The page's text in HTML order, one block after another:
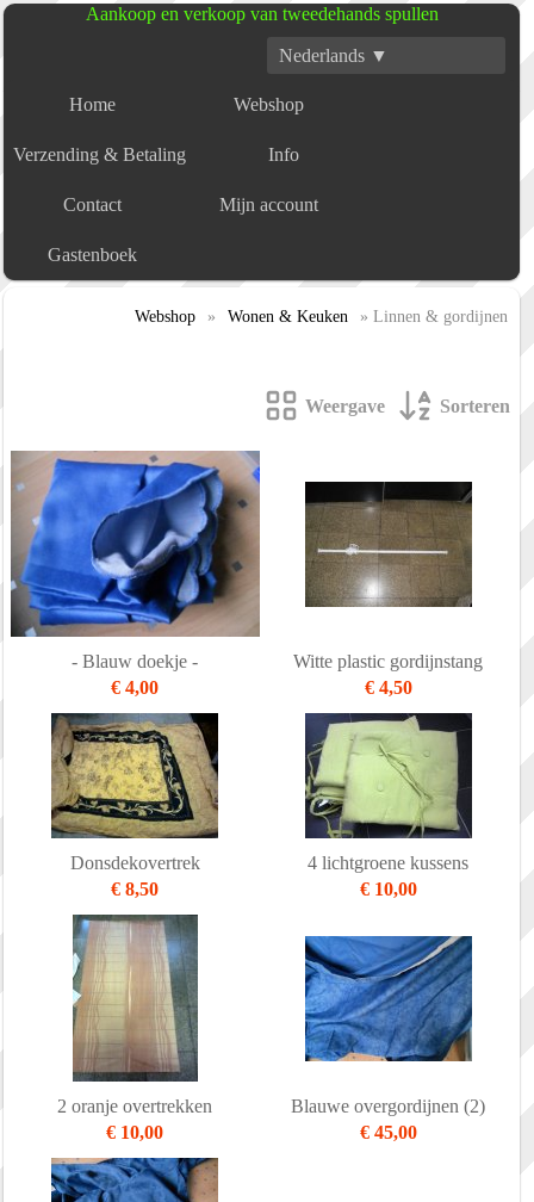
Aankoop en verkoop van tweedehands spullen
Nederlands ▼
Home Webshop
Verzending & Betaling Info
Contact Mijn account
Gastenboek
Webshop » Wonen & Keuken » Linnen & gordijnen
Weergave Sorteren
- Blauw doekje -
€ 4,00
Witte plastic gordijnstang
€ 4,50
Donsdekovertrek
€ 8,50
4 lichtgroene kussens
€ 10,00
2 oranje overtrekken
€ 10,00
Blauwe overgordijnen (2)
€ 45,00